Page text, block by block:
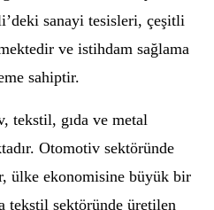
sanayi tesisleri, çeşitli
ve istihdam sağlama
sahiptir.
tekstil, gıda ve metal
Otomotiv sektöründe
ülke ekonomisine büyük bir
tekstil sektöründe üretilen